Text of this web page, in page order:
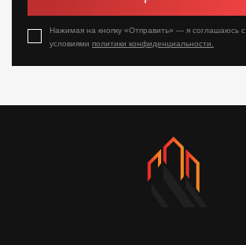
Нажимая на кнопку «Отправить» — я соглашаюсь с
условиями политики конфиденциальности.